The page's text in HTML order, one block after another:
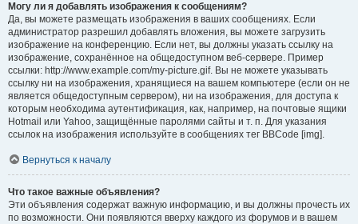
Могу ли я добавлять изображения к сообщениям?
Да, вы можете размещать изображения в ваших сообщениях. Если
администратор разрешил добавлять вложения, вы можете загрузить
изображение на конференцию. Если нет, вы должны указать ссылку на
изображение, сохранённое на общедоступном веб-сервере. Пример
ссылки: http://www.example.com/my-picture.gif. Вы не можете указывать
ссылку ни на изображения, хранящиеся на вашем компьютере (если он не
является общедоступным сервером), ни на изображения, для доступа к
которым необходима аутентификация, как, например, на почтовые ящики
Hotmail или Yahoo, защищённые паролями сайты и т. п. Для указания
ссылок на изображения используйте в сообщениях тег BBCode [img].
Вернуться к началу
Что такое важные объявления?
Эти объявления содержат важную информацию, и вы должны прочесть их
по возможности. Они появляются вверху каждого из форумов и в вашем